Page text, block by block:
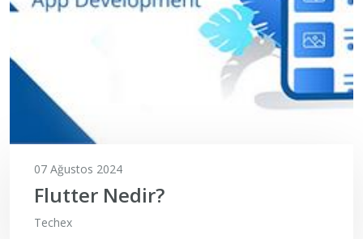
07 Ağustos 2024
Flutter Nedir?
Techex